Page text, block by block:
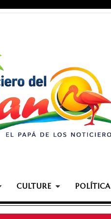
CULTURE POLÍTICA